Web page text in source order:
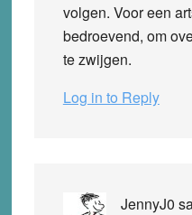
volgen. Voor een
bedroevend, om
te zwijgen.
Log in to Reply
JennyJ0